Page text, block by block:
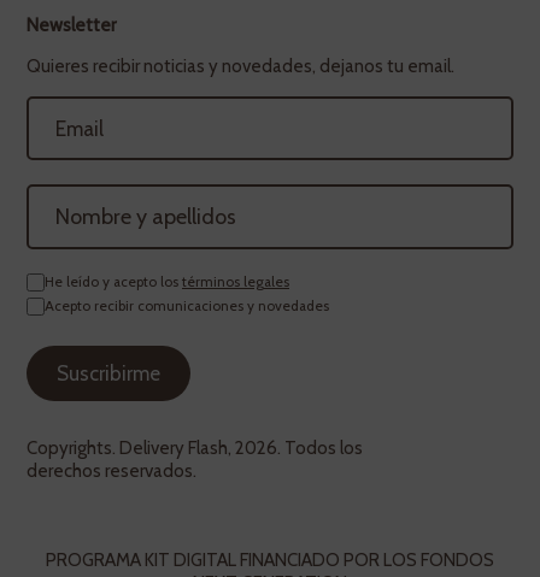
Newsletter
Quieres recibir noticias y novedades, dejanos tu email.
He leído y acepto los términos legales
Acepto recibir comunicaciones y novedades
Copyrights. Delivery Flash, 2026. Todos los
derechos reservados.
PROGRAMA KIT DIGITAL FINANCIADO POR LOS FONDOS